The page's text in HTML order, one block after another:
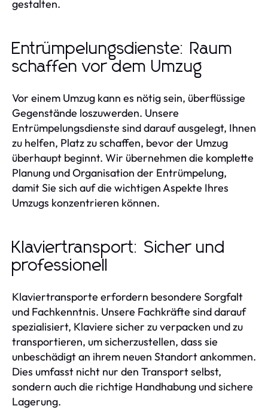
gestalten.
Entrümpelungsdienste: Raum
schaffen vor dem Umzug
Vor einem Umzug kann es nötig sein, überflüssige
Gegenstände loszuwerden. Unsere
Entrümpelungsdienste sind darauf ausgelegt, Ihnen
zu helfen, Platz zu schaffen, bevor der Umzug
überhaupt beginnt. Wir übernehmen die komplette
Planung und Organisation der Entrümpelung,
damit Sie sich auf die wichtigen Aspekte Ihres
Umzugs konzentrieren können.
Klaviertransport: Sicher und
professionell
Klaviertransporte erfordern besondere Sorgfalt
und Fachkenntnis. Unsere Fachkräfte sind darauf
spezialisiert, Klaviere sicher zu verpacken und zu
transportieren, um sicherzustellen, dass sie
unbeschädigt an ihrem neuen Standort ankommen.
Dies umfasst nicht nur den Transport selbst,
sondern auch die richtige Handhabung und sichere
Lagerung.